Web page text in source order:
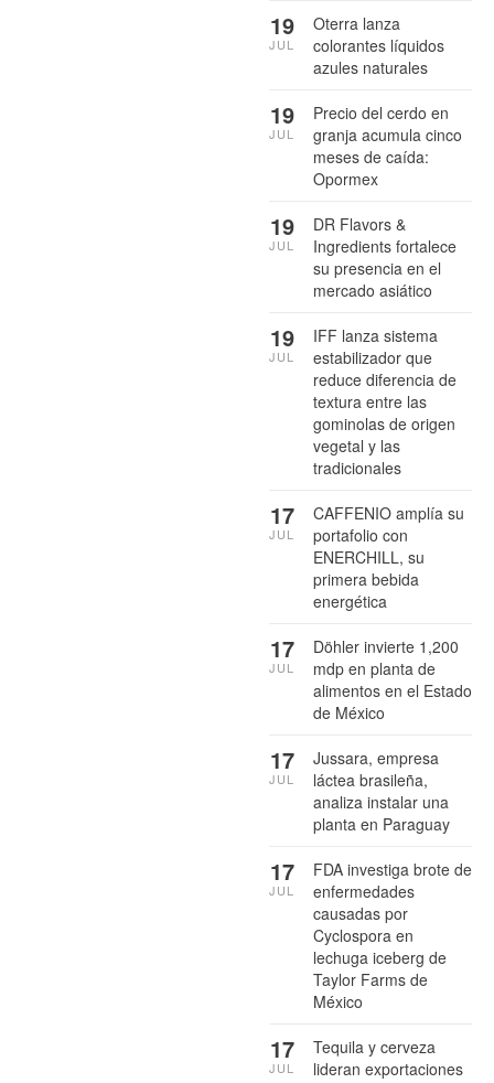
Oterra lanza
colorantes líquidos
azules naturales
19
JUL
Precio del cerdo en
granja acumula cinco
meses de caída:
Opormex
19
JUL
DR Flavors &
Ingredients fortalece
su presencia en el
mercado asiático
19
JUL
IFF lanza sistema
estabilizador que
reduce diferencia de
textura entre las
gominolas de origen
vegetal y las
tradicionales
19
JUL
CAFFENIO amplía su
portafolio con
ENERCHILL, su
primera bebida
energética
17
JUL
Döhler invierte 1,200
mdp en planta de
alimentos en el Estado
de México
17
JUL
Jussara, empresa
láctea brasileña,
analiza instalar una
planta en Paraguay
17
JUL
FDA investiga brote de
enfermedades
causadas por
Cyclospora en
lechuga iceberg de
Taylor Farms de
México
17
JUL
Tequila y cerveza
lideran exportaciones
17
JUL